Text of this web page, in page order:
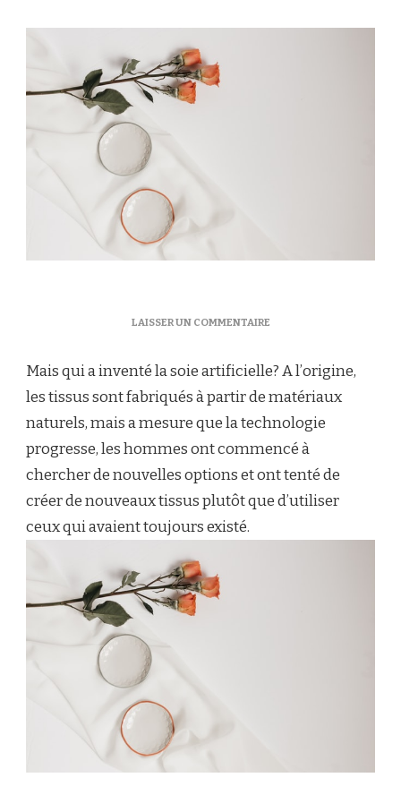
LAISSER UN COMMENTAIRESUR
VRAI
SOIE
DU
SYNTHÉTIQUE?
Mais qui a inventé la soie artificielle? A l’origine,
les tissus sont fabriqués à partir de matériaux
naturels, mais a mesure que la technologie
progresse, les hommes ont commencé à
chercher de nouvelles options et ont tenté de
créer de nouveaux tissus plutôt que d’utiliser
ceux qui avaient toujours existé.